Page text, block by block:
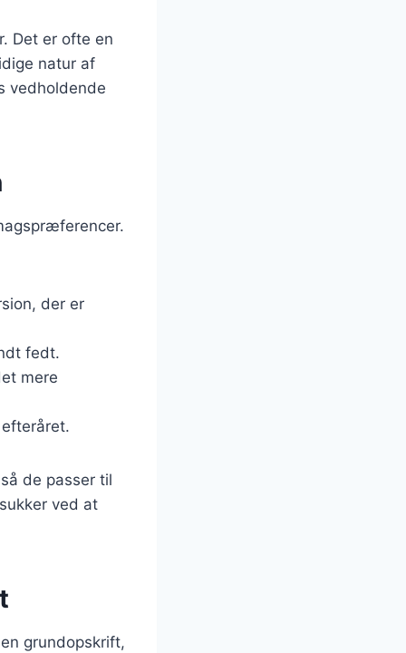
Det er ofte en
natur af
vedholdende
der er
fedt.
mere
de passer til
ved at
grundopskrift,